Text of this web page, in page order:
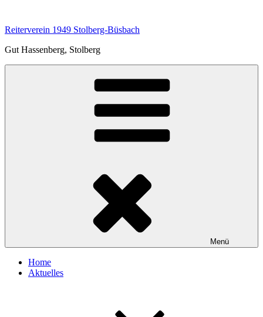
springen
Reiterverein 1949 Stolberg-Büsbach
Gut Hassenberg, Stolberg
Menü
Home
Aktuelles